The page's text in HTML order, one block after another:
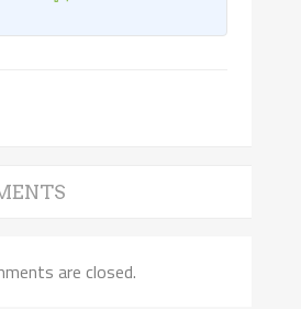
are closed.